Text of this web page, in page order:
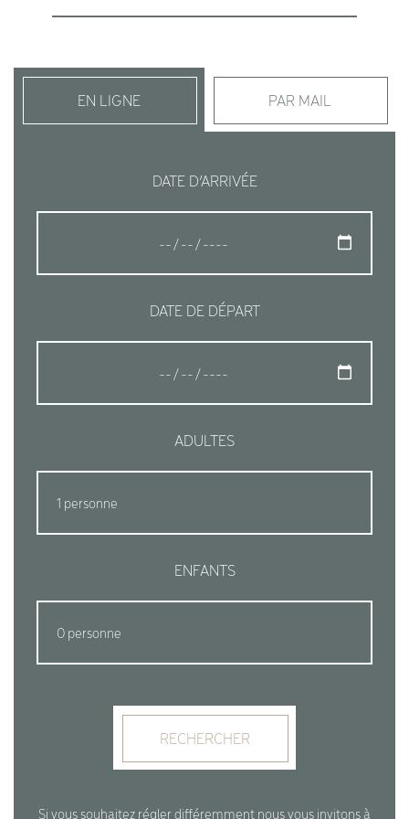
EN LIGNE PAR MAIL
DATE D’ARRIVÉE
DATE DE DÉPART
ADULTES
ENFANTS
RECHERCHER
Si vous souhaitez régler différemment nous vous invitons à